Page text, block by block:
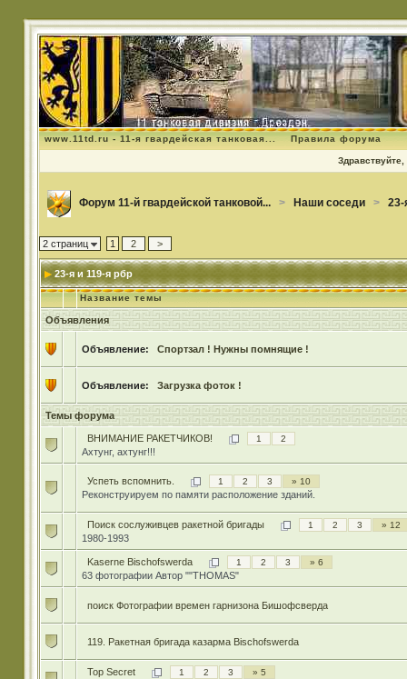
www.11td.ru - 11-я гвардейская танковая... Правила форума
Здравствуйте,
Форум 11-й гвардейской танковой... > Наши соседи > 23-
2 страниц 1 2 >
23-я и 119-я рбр
Название темы
Объявления
Объявление: Спортзал ! Нужны помнящие !
Объявление: Загрузка фоток !
Темы форума
ВНИМАНИЕ РАКЕТЧИКОВ! 1 2
Ахтунг, ахтунг!!!
Успеть вспомнить. 1 2 3 » 10
Реконструируем по памяти расположение зданий.
Поиск сослуживцев ракетной бригады 1 2 3 » 12
1980-1993
Kaserne Bischofswerda 1 2 3 » 6
63 фотографии Автор ""THOMAS"
поиск Фотографии времен гарнизона Бишофсверда
119. Ракетная бригада казарма Bischofswerda
Top Secret 1 2 3 » 5